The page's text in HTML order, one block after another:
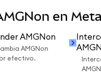
en
AMGNon
AMGNon
efectivo.